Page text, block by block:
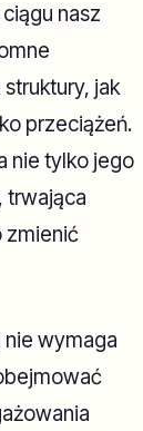
nasz
jak
przeciążeń.
nie tylko jego
trwająca
zmienić
wymaga